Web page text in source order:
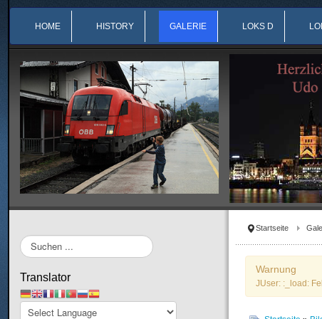
HOME HISTORY GALERIE LOKS D
Startseite
Warnung
JUser: :_load:
Suchen
...
Translator